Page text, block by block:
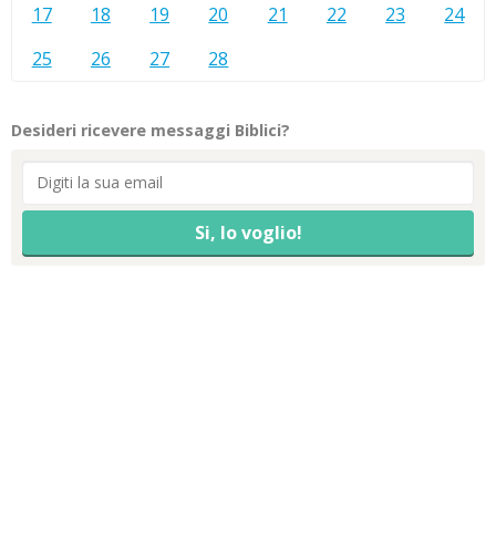
17
18 19 20 21 22 23
24
25
26 27 28
Desideri ricevere messaggi Biblici?